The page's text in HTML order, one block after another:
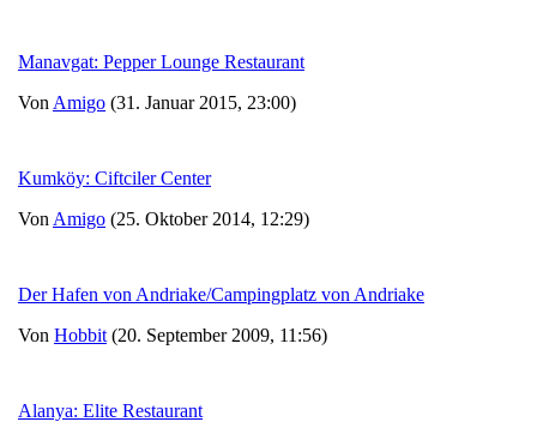
Manavgat: Pepper Lounge Restaurant
Von Amigo (31. Januar 2015, 23:00)
Kumköy: Ciftciler Center
Von Amigo (25. Oktober 2014, 12:29)
Der Hafen von Andriake/Campingplatz von Andriake
Von Hobbit (20. September 2009, 11:56)
Alanya: Elite Restaurant